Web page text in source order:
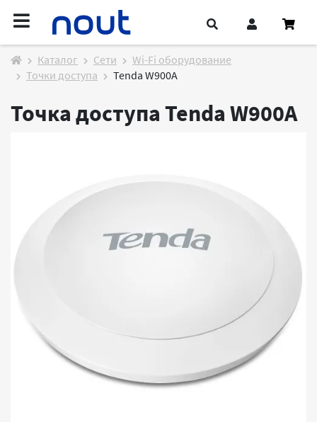
Каталог Cети
Wi-Fi оборудование
Точки доступа
Tenda W900A
Точка доступа Tenda W900A